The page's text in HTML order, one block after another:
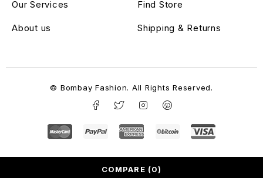
Our Services
About us
Find Store
Shipping & Returns
© Bombay Fashion. All Rights Reserved.
COMPARE (0)